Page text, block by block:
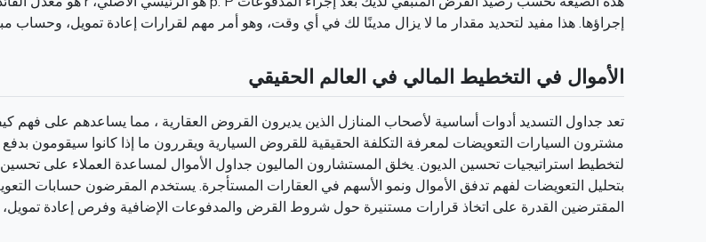
إجراؤها. هذا مفيد لتحديد مقدار ما لا يزال مدينًا لك في أي وقت، وهو أمر مهم لقرارات إعادة تمويل، وحساب
الأموال في التخطيط المالي في العالم الحقيقي
تعد جداول التسديد أدوات أساسية لأصحاب المنازل الذين يديرون القروض العقارية ، مما يساعدهم على فهم
مشترون السيارات التعويضات لمعرفة التكلفة الحقيقية للقروض السيارية ويقررون ما إذا كانوا سيقومون
لتخطيط استراتيجيات تحسين الديون. يخلق المستشارون الماليون جداول الأموال لمساعدة العملاء على
بتحليل التعويضات لفهم تدفق الأموال ونمو الأسهم في العقارات المستأجرة. يستخدم المقرضون حسابات
المقترضين القدرة على اتخاذ قرارات مستنيرة حول شروط القرض والمدفوعات الإضافية وفرص إعادة